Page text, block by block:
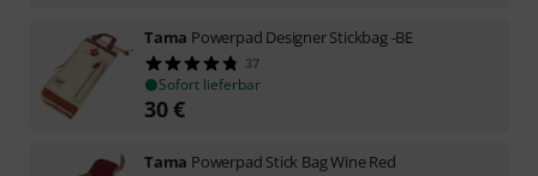
Tama Powerpad Designer Stickbag -BE
37
Sofort lieferbar
30€
Tama Powerpad Stick Bag Wine Red